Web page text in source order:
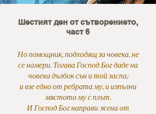
Шестият ден от сътворението,
част 6
Но помощник, подходящ за човека, не
се намери. Тогава Господ Бог даде на
човека дълбок сън и той заспа;
и взе едно от ребрата му, и изпълни
мястото му с плът.
И Господ Бог направи жена от